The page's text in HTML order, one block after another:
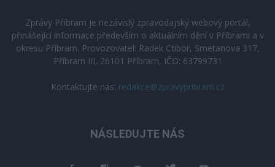
Zprávy Příbram je nezávislý zpravodajský webový portál,
přinášející informace především o aktuálním dění v Příbrami a v
okresu Příbram. Provozovatel: Radek Ctibor, Smetanova 317,
Příbram III, 26101 Příbram, IČO: 63799731
Kontaktujte nás: redakce@zpravypribram.cz
NÁSLEDUJTE NÁS